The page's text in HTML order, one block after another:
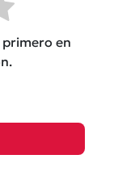
primero en